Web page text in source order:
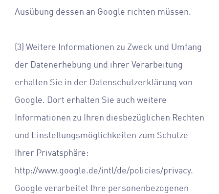
Ausübung dessen an Google richten müssen.
(3) Weitere Informationen zu Zweck und Umfang
der Datenerhebung und ihrer Verarbeitung
erhalten Sie in der Datenschutzerklärung von
Google. Dort erhalten Sie auch weitere
Informationen zu Ihren diesbezüglichen Rechten
und Einstellungsmöglichkeiten zum Schutze
Ihrer Privatsphäre:
http://www.google.de/intl/de/policies/privacy.
Google verarbeitet Ihre personenbezogenen